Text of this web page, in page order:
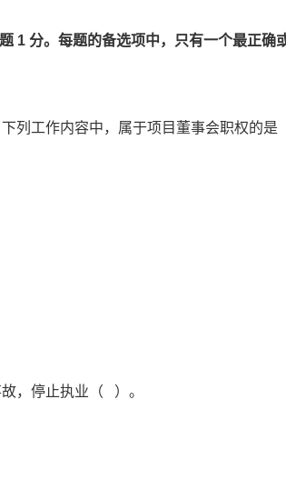
(水利)真题】
1 分。每题的备选项中，只有一个最正确
列工作内容中，属于项目董事会职权的是
，停止执业（ ）。